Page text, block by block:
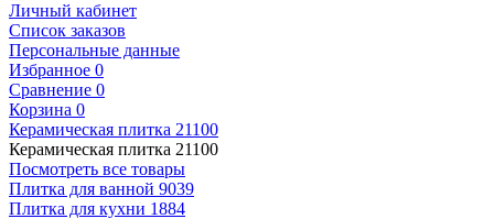
Личный кабинет
Список заказов
Персональные данные
Избранное 0
Сравнение 0
Корзина 0
Керамическая плитка 21100
Керамическая плитка 21100
Посмотреть все товары
Плитка для ванной 9039
Плитка для кухни 1884